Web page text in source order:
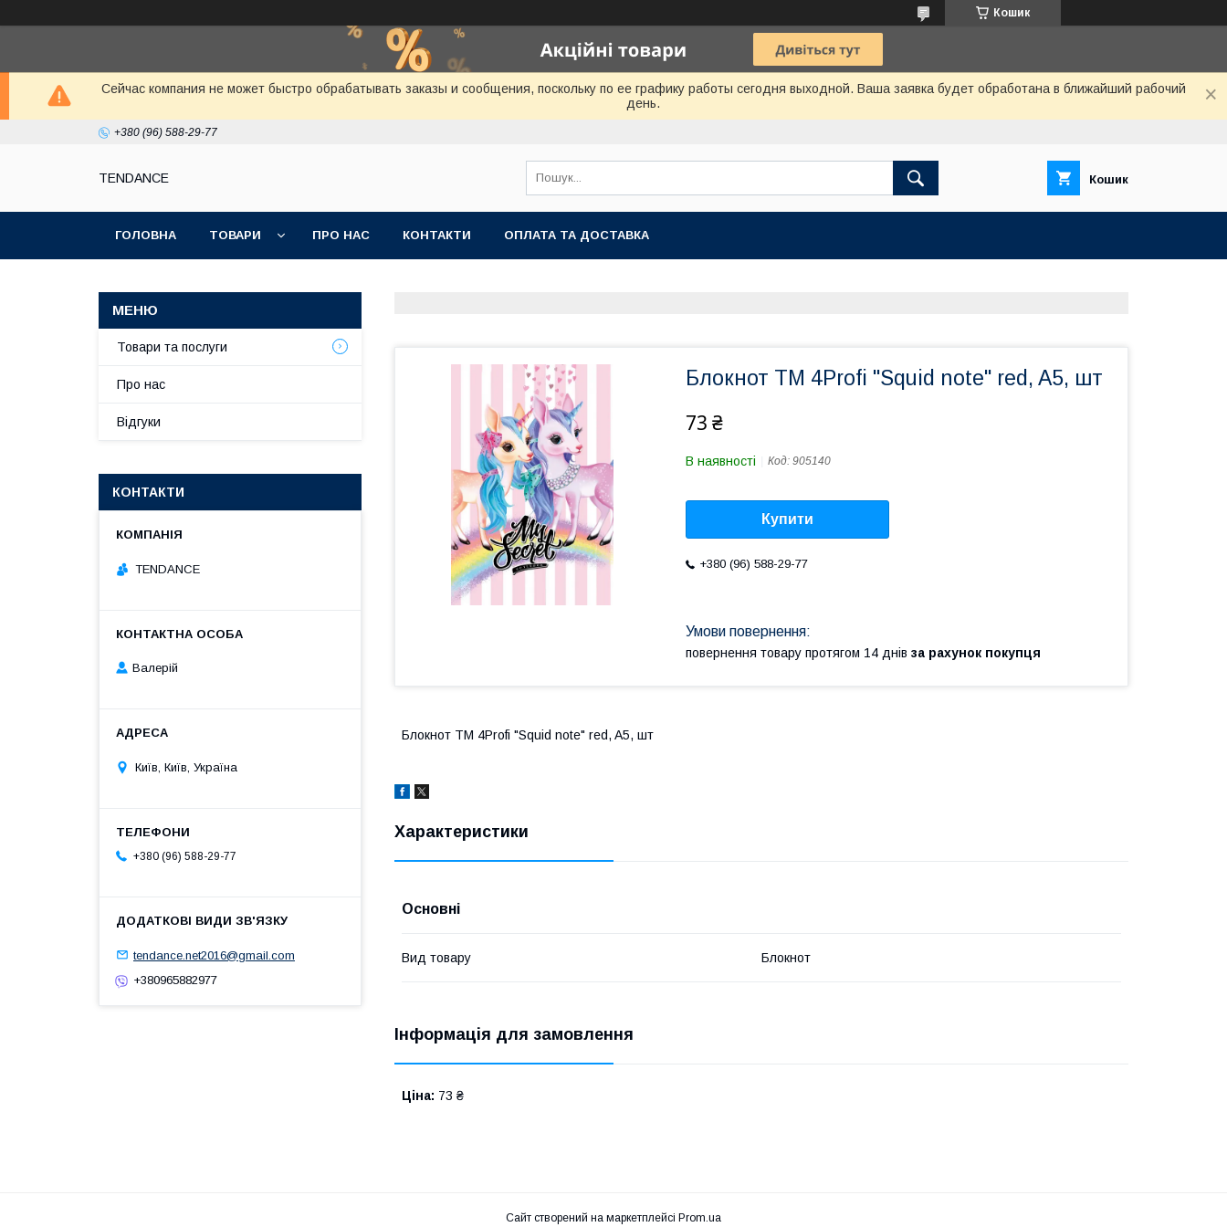
Кошик
Сейчас компания не может быстро обрабатывать заказы и сообщения, поскольку по ее графику работы сегодня выходной. Ваша заявка будет обработана в ближайший рабочий
день.
+380 (96) 588-29-77
TENDANCE Кошик
ГОЛОВНА ТОВАРИ ПРО НАС КОНТАКТИ ОПЛАТА ТА ДОСТАВКА
Блокнот TM 4Profi "Squid note" red, A5, шт
73 ₴
В наявності Код: 905140
Купити
+380 (96) 588-29-77
повернення товару протягом 14 днів за рахунок покупця
Блокнот TM 4Profi "Squid note" red, A5, шт
Характеристики
Основні
Вид товару Блокнот
Інформація для замовлення
Ціна: 73 ₴
Товари та послуги
Про нас
Відгуки
КОНТАКТИ
TENDANCE
Валерій
Київ, Київ, Україна
+380 (96) 588-29-77
tendance.net2016@gmail.com
+380965882977
Сайт створений на маркетплейсі Prom.ua